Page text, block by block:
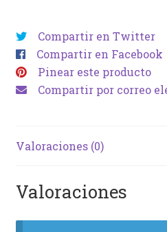
Compartir en Twitter
Compartir en Facebook
Pinear este producto
Compartir por correo
Valoraciones (0)
Valoraciones